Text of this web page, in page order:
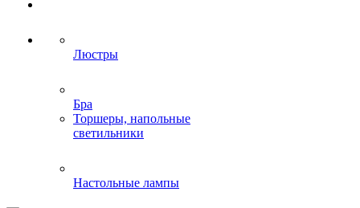
Люстры
Бра
Торшеры, напольные
светильники
Настольные лампы